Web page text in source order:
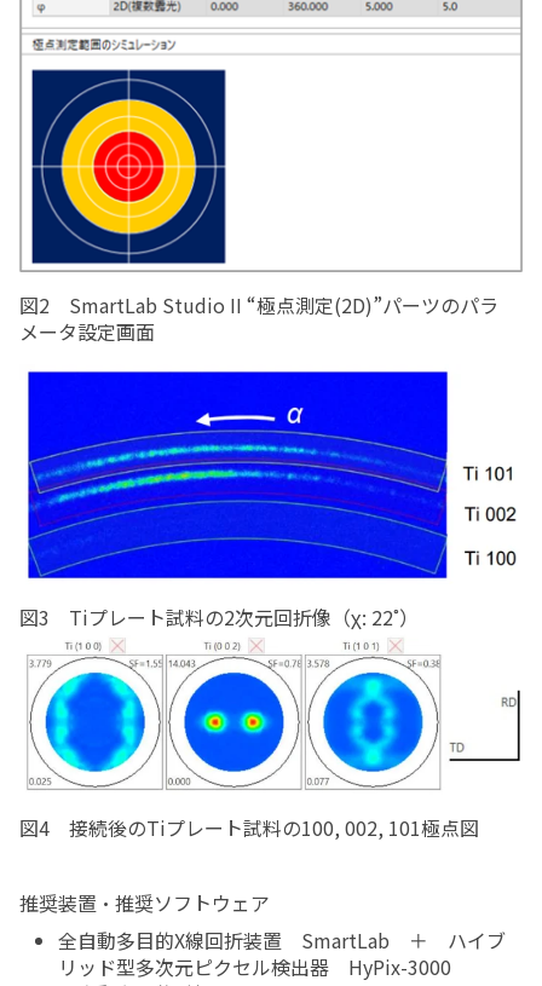
図2 SmartLab Studio II “極点測定(2D)”パーツのパラ
メータ設定画面
図3 Tiプレート試料の2次元回折像（χ: 22˚）
図4 接続後のTiプレート試料の100, 002, 101極点図
推奨装置・推奨ソフトウェア
全自動多目的X線回折装置 SmartLab ＋ ハイブ
リッド型多次元ピクセル検出器 HyPix-3000